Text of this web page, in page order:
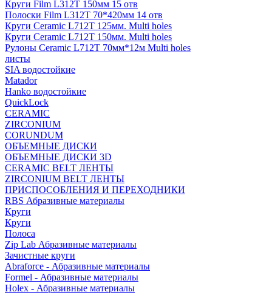
Круги Film L312T 150мм 15 отв
Полоски Film L312T 70*420мм 14 отв
Круги Ceramic L712T 125мм. Multi holes
Круги Ceramic L712T 150мм. Multi holes
Рулоны Ceramic L712T 70мм*12м Multi holes
листы
SIA водостойкие
Matador
Hanko водостойкие
QuickLock
CERAMIC
ZIRCONIUM
СORUNDUM
ОБЪЕМНЫЕ ДИСКИ
ОБЪЕМНЫЕ ДИСКИ 3D
CERAMIC BELT ЛЕНТЫ
ZIRCONIUM BELT ЛЕНТЫ
ПРИСПОСОБЛЕНИЯ И ПЕРЕХОДНИКИ
RBS Абразивные материалы
Круги
Круги
Полоса
Zip Lab Абразивные материалы
Зачистные круги
Abraforce - Абразивные материалы
Formel - Абразивные материалы
Holex - Абразивные материалы